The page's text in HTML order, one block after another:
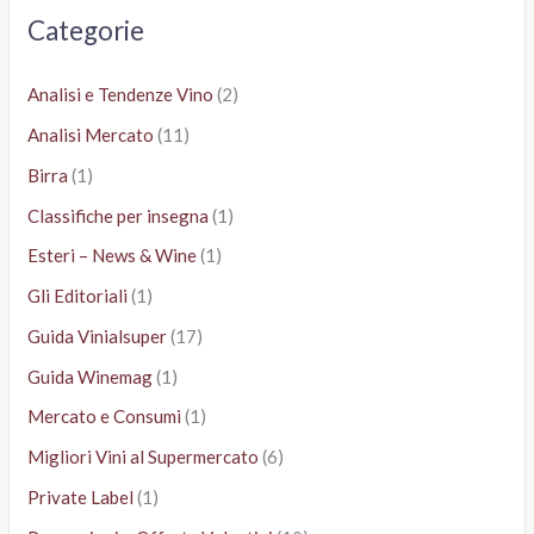
Categorie
Analisi e Tendenze Vino (2)
Analisi Mercato (11)
Birra (1)
Classifiche per insegna (1)
Esteri – News & Wine(1)
Gli Editoriali (1)
Guida Vinialsuper(17)
Guida Winemag(1)
Mercato e Consumi (1)
Migliori Vini al Supermercato (6)
Private Label (1)